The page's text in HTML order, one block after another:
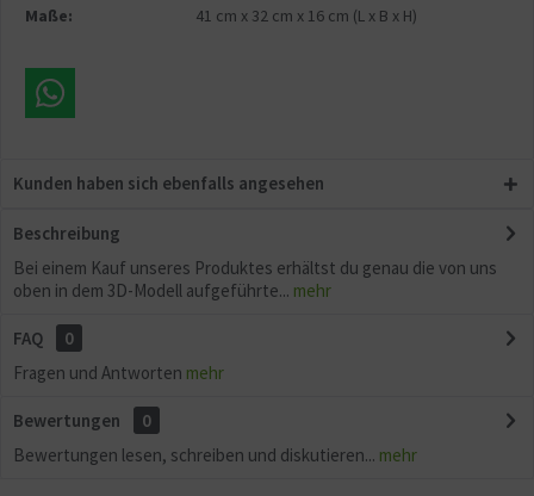
Maße:
41 cm x 32 cm x 16 cm (L x B x H)
Kunden haben sich ebenfalls angesehen
Beschreibung
Bei einem Kauf unseres Produktes erhältst du genau die von uns
oben in dem 3D-Modell aufgeführte... mehr
FAQ
0
Fragen und Antworten mehr
Bewertungen
0
Bewertungen lesen, schreiben und diskutieren... mehr